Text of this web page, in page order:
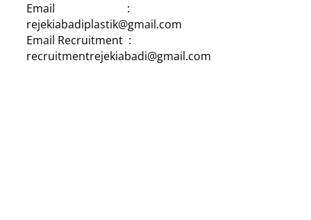
Email :
rejekiabadiplastik@gmail.com
Email Recruitment :
recruitmentrejekiabadi@gmail.com